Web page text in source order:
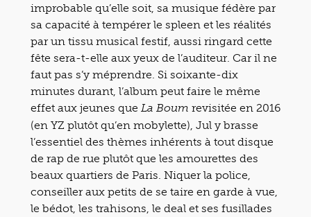
improbable qu’elle soit, sa musique fédère par
sa capacité à tempérer le spleen et les réalités
par un tissu musical festif, aussi ringard cette
fête sera-t-elle aux yeux de l’auditeur. Car il ne
faut pas s’y méprendre. Si soixante-dix
minutes durant, l’album peut faire le même
effet aux jeunes que La Boum revisitée en 2016
(en YZ plutôt qu’en mobylette), Jul y brasse
l’essentiel des thèmes inhérents à tout disque
de rap de rue plutôt que les amourettes des
beaux quartiers de Paris. Niquer la police,
conseiller aux petits de se taire en garde à vue,
le bédot, les trahisons, le deal et ses fusillades